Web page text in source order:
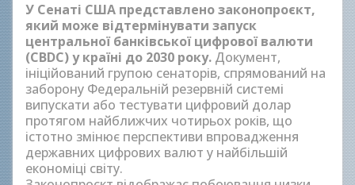
У Сенаті США представлено законопроєкт,
який може відтермінувати запуск
центральної банківської цифрової валюти
(CBDC) у країні до 2030 року. Документ,
ініційований групою сенаторів, спрямований на
заборону Федеральній резервній системі
випускати або тестувати цифровий долар
протягом найближчих чотирьох років, що
істотно змінює перспективи впровадження
державних цифрових валют у найбільшій
економіці світу.